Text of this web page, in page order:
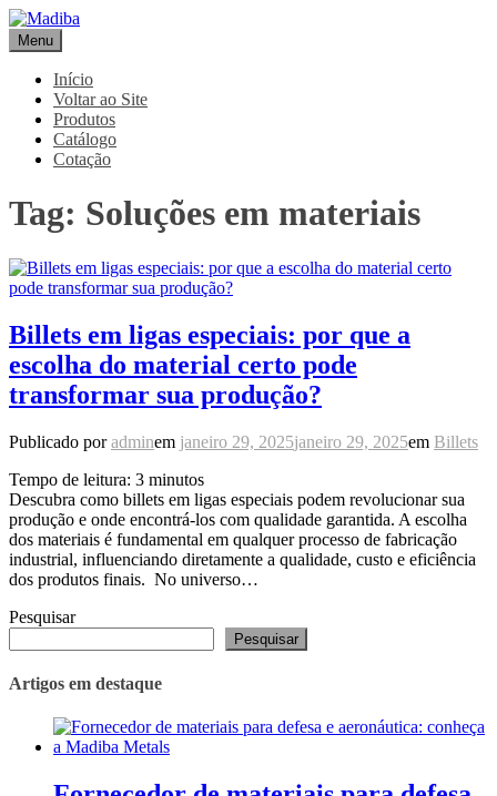
Pular
para
o
conteúdo
Madiba
Líder de Importação e Distribuição de Ligas Especiais
Menu
Início
Voltar ao Site
Produtos
Catálogo
Cotação
Tag: Soluções em materiais
Billets em ligas especiais: por que a
escolha do material certo pode
transformar sua produção?
Publicado poradminem janeiro 29, 2025janeiro 29, 2025em Billets
Tempo de leitura: 3 minutos
Descubra como billets em ligas especiais podem revolucionar sua
produção e onde encontrá-los com qualidade garantida. A escolha
dos materiais é fundamental em qualquer processo de fabricação
industrial, influenciando diretamente a qualidade, custo e eficiência
dos produtos finais. No universo…
Pesquisar
Pesquisar
Artigos em destaque